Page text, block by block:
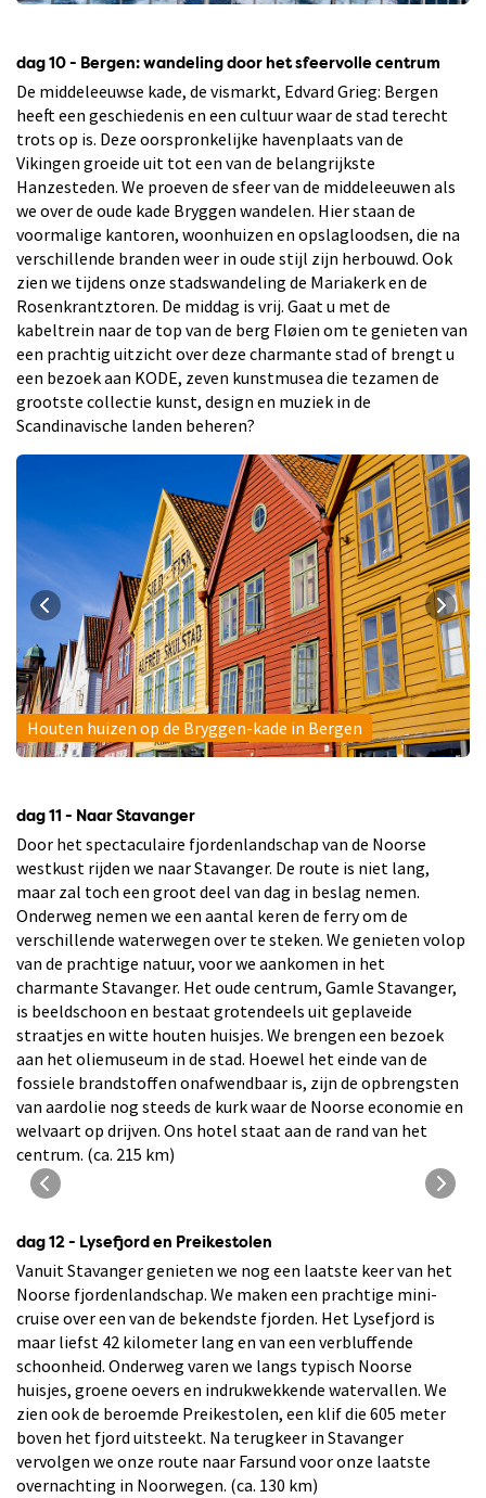
dag 10 - Bergen: wandeling door het sfeervolle centrum
De middeleeuwse kade, de vismarkt, Edvard Grieg: Bergen
heeft een geschiedenis en een cultuur waar de stad terecht
trots op is. Deze oorspronkelijke havenplaats van de
Vikingen groeide uit tot een van de belangrijkste
Hanzesteden. We proeven de sfeer van de middeleeuwen als
we over de oude kade Bryggen wandelen. Hier staan de
voormalige kantoren, woonhuizen en opslagloodsen, die na
verschillende branden weer in oude stijl zijn herbouwd. Ook
zien we tijdens onze stadswandeling de Mariakerk en de
Rosenkrantztoren. De middag is vrij. Gaat u met de
kabeltrein naar de top van de berg Fløien om te genieten van
een prachtig uitzicht over deze charmante stad of brengt u
een bezoek aan KODE, zeven kunstmusea die tezamen de
grootste collectie kunst, design en muziek in de
Scandinavische landen beheren?
Houten huizen op de Bryggen-kade in Bergen
dag 11 - Naar Stavanger
Door het spectaculaire fjordenlandschap van de Noorse
westkust rijden we naar Stavanger. De route is niet lang,
maar zal toch een groot deel van dag in beslag nemen.
Onderweg nemen we een aantal keren de ferry om de
verschillende waterwegen over te steken. We genieten volop
van de prachtige natuur, voor we aankomen in het
charmante Stavanger. Het oude centrum, Gamle Stavanger,
is beeldschoon en bestaat grotendeels uit geplaveide
straatjes en witte houten huisjes. We brengen een bezoek
aan het oliemuseum in de stad. Hoewel het einde van de
fossiele brandstoffen onafwendbaar is, zijn de opbrengsten
van aardolie nog steeds de kurk waar de Noorse economie en
welvaart op drijven. Ons hotel staat aan de rand van het
centrum. (ca. 215 km)
Zicht op de haven van Stavanger
dag 12 - Lysefjord en Preikestolen
Vanuit Stavanger genieten we nog een laatste keer van het
Noorse fjordenlandschap. We maken een prachtige mini-
cruise over een van de bekendste fjorden. Het Lysefjord is
maar liefst 42 kilometer lang en van een verbluffende
schoonheid. Onderweg varen we langs typisch Noorse
huisjes, groene oevers en indrukwekkende watervallen. We
zien ook de beroemde Preikestolen, een klif die 605 meter
boven het fjord uitsteekt. Na terugkeer in Stavanger
vervolgen we onze route naar Farsund voor onze laatste
overnachting in Noorwegen. (ca. 130 km)
Het Lysefjord